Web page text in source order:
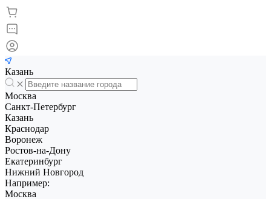
Казань
Москва
Санкт-Петербург
Казань
Краснодар
Воронеж
Ростов-на-Дону
Екатеринбург
Нижний Новгород
Например:
Москва